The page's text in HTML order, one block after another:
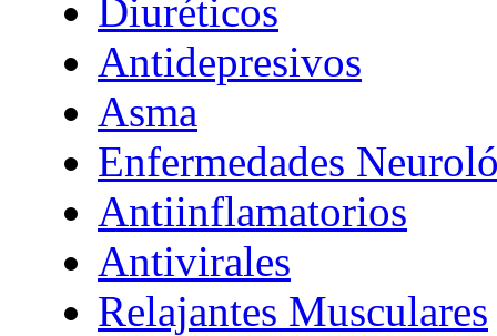
Diuréticos
Antidepresivos
Asma
Enfermedades
Antiinflamatorios
Antivirales
Relajantes Musculares